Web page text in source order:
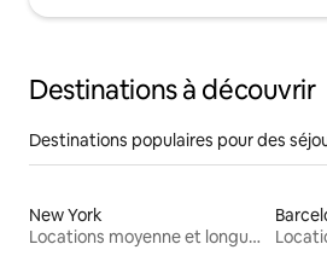
Destinations à découvrir
Destinations populaires pour des
New York
Locations moyenne et longue durée